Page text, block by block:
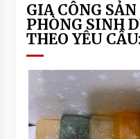
GIA CÔNG
PHÒNG SINH
THEO YÊU